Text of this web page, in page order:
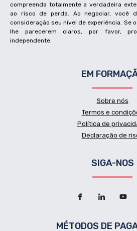
compreenda totalmente a verdadeira
ao risco de perda. Ao negociar, você
consideração seu nível de experiência. Se
lhe parecerem claros, por favor,
independente.
EM
Sobre nós
Termos e
Política de
Declaração de
SIGA-NOS
MÉTODOS DE